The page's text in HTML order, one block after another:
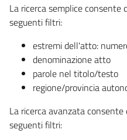
La ricerca semplice
seguenti filtri:
estremi dell'atto:
denominazione atto
parole nel titolo/testo
regione/provincia
La ricerca avanzata
seguenti filtri: